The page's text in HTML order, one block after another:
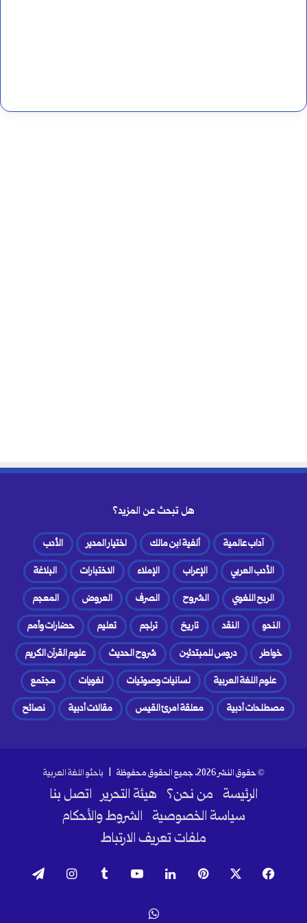
هل تبحث عن المزيد؟
آداب عالمية ألفية ابن مالك اختيار المدير
الأدب
الأدب العربي
الإعراب الإملاء الاختبارات
البلاغة
الربح اللغوي
الشروح الصرف العروض
المعجم
النحو
النقد تاريخ تراجم تعليم
حضارات وأمم
خواطر
دروس للمبتدئين شروح الحديث
علوم القرآن الكريم
علوم اللغة العربية
لسانيات وصوتيات لغويات
مجتمع
مصطلحات أدبية
معلقة امرئ القيس مقالات أدبية نصائح
© حقوق النشر 2026، جميع الحقوق محفوظة | باحثو اللغة العربية
الرئيسة من نحن؟ هيئة التحرير اتصل بنا
سياسة الخصوصية الشروط والأحكام
ملفات تعريف الارتباط
فيسبوك بينتيريست لينكدإن ‫YouTube انستقرام